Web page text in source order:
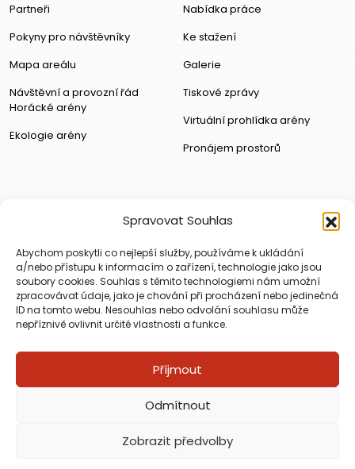
Spravovat Souhlas
Abychom poskytli co nejlepší služby, používáme k ukládání
a/nebo přístupu k informacím o zařízení, technologie jako jsou
soubory cookies. Souhlas s těmito technologiemi nám umožní
zpracovávat údaje, jako je chování při procházení nebo jedinečná
ID na tomto webu. Nesouhlas nebo odvolání souhlasu může
nepříznivě ovlivnit určité vlastnosti a funkce.
Příjmout
Odmítnout
Zobrazit předvolby
Partneři
Pokyny pro návštěvníky
Mapa areálu
Návštěvní a provozní řád
Horácké arény
Ekologie arény
Nabídka práce
Ke stažení
Galerie
Tiskové zprávy
Virtuální prohlídka arény
Pronájem prostorů
Copyright © Horácká Multifunkční Aréna 2026
Tvorba webu Digiday Creative |Tvorba mobilních aplikací PepiApp
Zásady cookies (EU)